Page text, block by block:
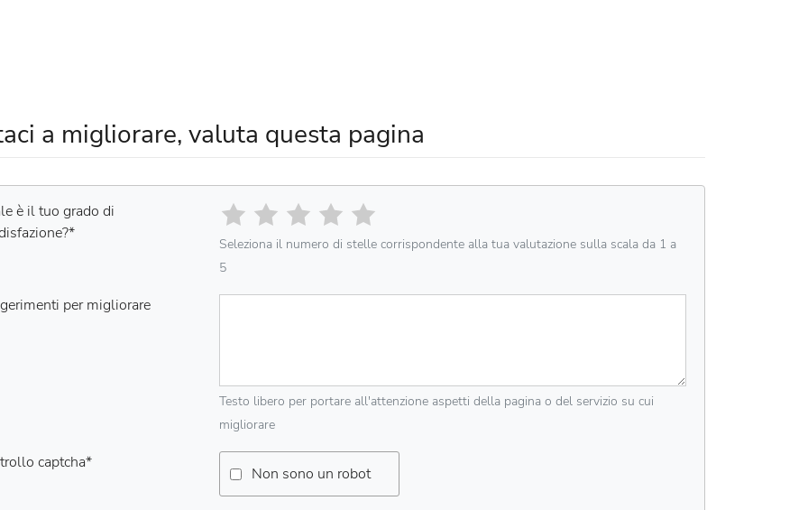
a migliorare, valuta questa pagina
è il tuo grado di
*
Seleziona il numero di stelle corrispondente alla tua valutazione sulla scala da 1 a
5
per migliorare
Testo libero per portare all'attenzione aspetti della pagina o del servizio su cui
migliorare
captcha*
Non sono un robot